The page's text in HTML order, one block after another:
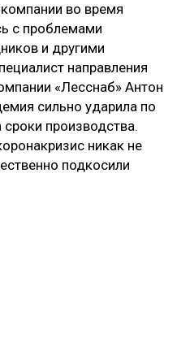
во время
с проблемами
и другими
направления
«Лесснаб» Антон
сильно ударила по
производства.
никак не
подкосили